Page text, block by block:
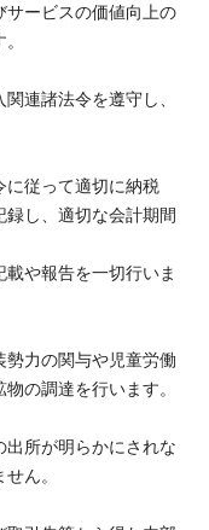
サービスの価値向上の
連諸法令を遵守し、
に従って適切に納税
録し、適切な会計期間
や報告を一切行いま
力の関与や児童労働
の調達を行います。
所が明らかにされな
ん。